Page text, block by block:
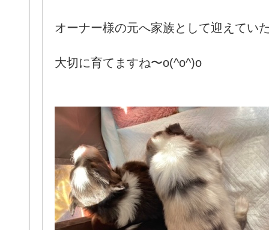
オーナー様の元へ家族として迎えてい
大切に育てますね〜o(^o^)o